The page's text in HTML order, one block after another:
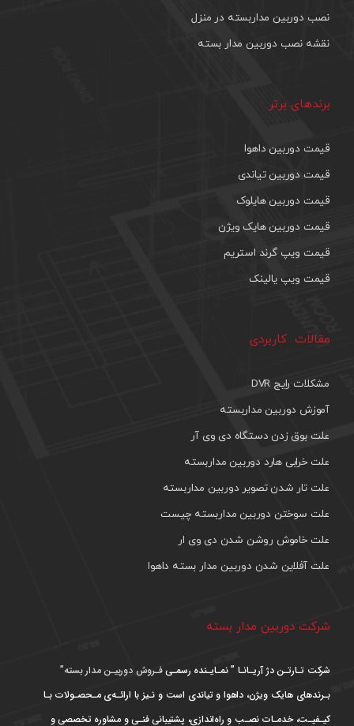
نصب دوربین مداربسته در منزل
نقشه نصب دوربین مدار بسته
برندهای برتر
قیمت دوربین داهوا
قیمت دوربین تیاندی
قیمت دوربین هایلوک
قیمت دوربین هایک ویژن
قیمت ویپ گرند استریم
قیمت ویپ یالینک
مقالات کاربردی
مشکلات رایج DVR
آموزش دوربین مداربسته
علت بوق زدن دستگاه دی وی آر
علت خرابی هارد دوربین مداربسته
علت تار شدن تصویر دوربین مداربسته
علت سوختن دوربین مداربسته چیست
علت خاموش روشن شدن دی وی ار
علت آفلاین شدن دوربین مدار بسته داهوا
شرکت دوربین مدار بسته
شرکت تـارتـن دژ آریـانـا ” نمـایـنده رسمـیفـروش دوربیـن مدار بسته”
بـرندهای هایک ویژن، داهوا و تیاندی است و نـیز با ارائـه‌ی مـحصـولات بـا
کیـفیـت، خدمـات نصـب و راه‌اندازی، پشتیبانی فنـی و مشاوره تخصصی و